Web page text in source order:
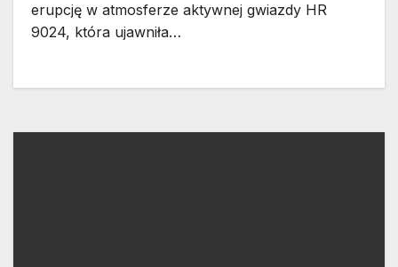
erupcję w atmosferze aktywnej gwiazdy HR
9024, która ujawniła…